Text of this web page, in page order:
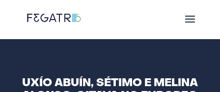
UXÍO ABUÍN, SÉTIMO E MELINA